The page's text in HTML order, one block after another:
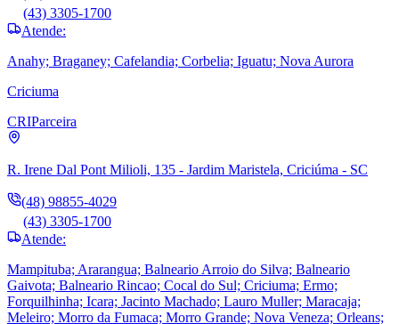
(43) 3305-1700
Atende:
Anahy; Braganey; Cafelandia; Corbelia; Iguatu; Nova Aurora
Criciuma
CRIParceira
R. Irene Dal Pont Milioli, 135 - Jardim Maristela, Criciúma - SC
(48) 98855-4029
(43) 3305-1700
Atende:
Mampituba; Ararangua; Balneario Arroio do Silva; Balneario
Gaivota; Balneario Rincao; Cocal do Sul; Criciuma; Ermo;
Forquilhinha; Icara; Jacinto Machado; Lauro Muller; Maracaja;
Meleiro; Morro da Fumaca; Morro Grande; Nova Veneza; Orleans;